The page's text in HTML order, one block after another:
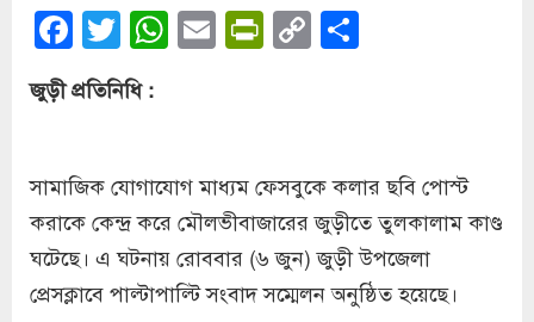
Facebook
Twitter
WhatsApp
EmailPrintFriendly
Copy
Link
জুড়ী প্রতিনিধি :
সামাজিক যোগাযোগ মাধ্যম ফেসবুকে কলার ছবি পোস্ট
করাকে কেন্দ্র করে মৌলভীবাজারের জুড়ীতে তুলকালাম কাণ্ড
ঘটেছে। এ ঘটনায় রোববার (৬ জুন) জুড়ী উপজেলা
প্রেসক্লাবে পাল্টাপাল্টি সংবাদ সম্মেলন অনুষ্ঠিত হয়েছে।